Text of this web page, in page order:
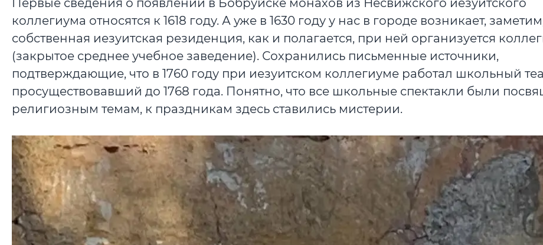
Первые сведения о появлении в Бобруйске монахов из Несвижского иезуитского
коллегиума относятся к 1618 году. А уже в 1630 году у нас в городе возникает,
собственная иезуитская резиденция, как и полагается, при ней организуется
(закрытое среднее учебное заведение). Сохранились письменные источники,
подтверждающие, что в 1760 году при иезуитском коллегиуме работал школьный
просуществовавший до 1768 года. Понятно, что все школьные спектакли были
религиозным темам, к праздникам здесь ставились мистерии.